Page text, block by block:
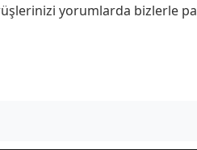
yorumlarda bizlerle